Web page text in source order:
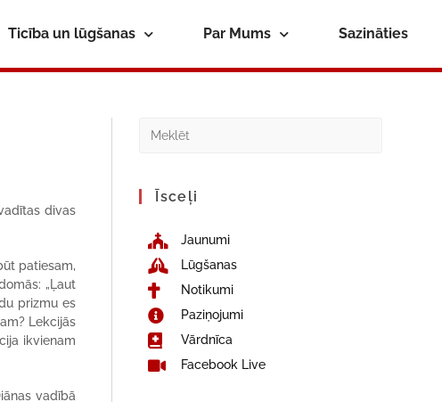
Ticība un lūgšanas Par Mums Sazināties
divas
patiesam,
„Ļaut
prizmu es
Lekcijās
ikvienam
vadībā
Īsceļi
Jaunumi
Lūgšanas
Notikumi
Paziņojumi
Vārdnīca
Facebook Live